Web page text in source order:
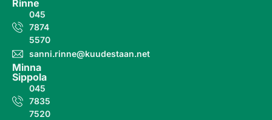
Rinne
045
7874
5570
sanni.rinne@kuudestaan.net
Minna
Sippola
045
7835
7520